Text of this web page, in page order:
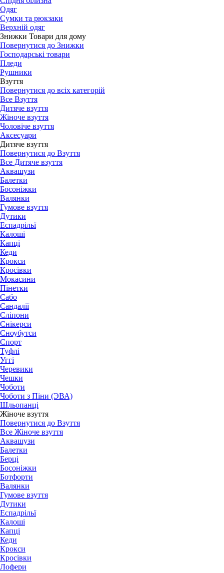
Одяг
Сумки та рюкзаки
Верхній одяг
Знижки Товари для дому
Повернутися до Знижки
Господарські товари
Пледи
Рушники
Взуття
Повернутися до всіх категорій
Все Взуття
Дитяче взуття
Жіноче взуття
Чоловіче взуття
Аксесуари
Дитяче взуття
Повернутися до Взуття
Все Дитяче взуття
Аквашузи
Балетки
Босоніжки
Валянки
Гумове взуття
Дутики
Еспадрільї
Калоші
Капці
Кеди
Крокси
Кросівки
Мокасини
Пінетки
Сабо
Сандалії
Сліпони
Снікерси
Сноубутси
Спорт
Туфлі
Уггі
Черевики
Чешки
Чоботи
Чоботи з Піни (ЭВА)
Шльопанці
Жіноче взуття
Повернутися до Взуття
Все Жіноче взуття
Аквашузи
Балетки
Берці
Босоніжки
Ботфорти
Валянки
Гумове взуття
Дутики
Еспадрільї
Калоші
Капці
Кеди
Крокси
Кросівки
Лофери